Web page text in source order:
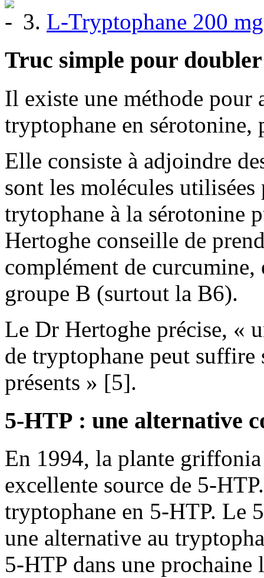
3. L-Tryptophane 200
Truc simple pour
Il existe une méthode
tryptophane en sérotonine,
Elle consiste à adjoindre
sont les molécules utilisées
trytophane à la sérotonine
Hertoghe conseille de
complément de
groupe B (surtout la B6).
Le Dr Hertoghe précise, «
de tryptophane peut suffire
présents » [5].
5-HTP : une alternative
En 1994, la plante
excellente source de 5-
tryptophane en 5-HTP. Le
une alternative au
5-HTP dans une prochaine